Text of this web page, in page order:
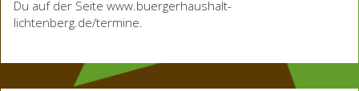
Du auf der Seite www.buergerhaushalt-
lichtenberg.de/termine.